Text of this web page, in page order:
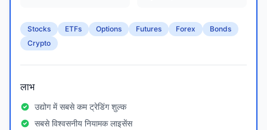
Stocks ETFs Options Futures Forex
Bonds
Crypto
लाभ
उद्योग में सबसे कम ट्रेडिंग शुल्क
सबसे विश्वसनीय नियामक लाइसेंस